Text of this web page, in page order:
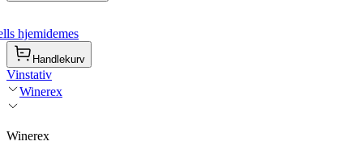
hjemidemes
Handlekurv
Vinstativ
Winerex
Winerex